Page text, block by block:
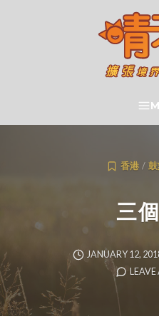
晴天下
香港 /
三
JANUARY 12,